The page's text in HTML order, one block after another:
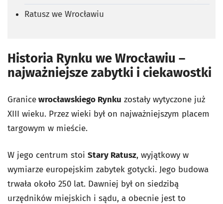
Ratusz we Wrocławiu
Historia Rynku we Wrocławiu –
najważniejsze zabytki i ciekawostki
Granicewrocławskiego Rynku zostały wytyczone już
XIII wieku. Przez wieki był on najważniejszym placem
targowym w mieście.
W jego centrum stoi Stary Ratusz, wyjątkowy w
wymiarze europejskim zabytek gotycki. Jego budowa
trwała około 250 lat. Dawniej był on siedzibą
urzędników miejskich i sądu, a obecnie jest to